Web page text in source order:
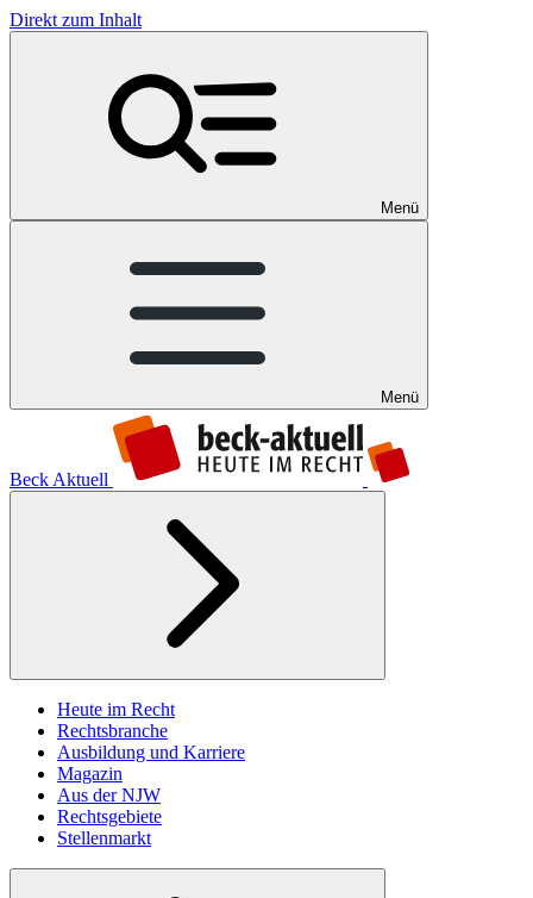
Direkt zum Inhalt
Menü
Menü
Beck Aktuell
Heute im Recht
Rechtsbranche
Ausbildung und Karriere
Magazin
Aus der NJW
Rechtsgebiete
Stellenmarkt